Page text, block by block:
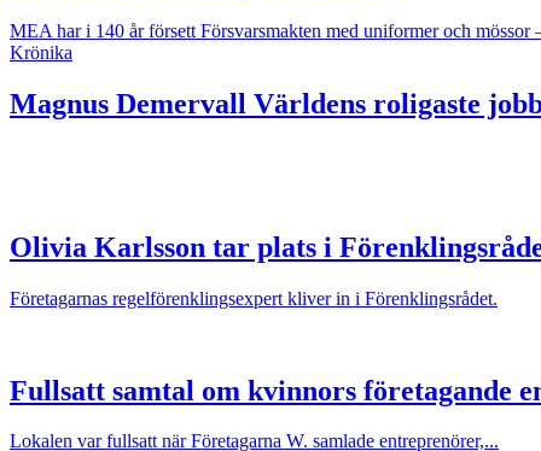
MEA har i 140 år försett Försvarsmakten med uniformer och mössor
Krönika
Magnus Demervall Världens roligaste
Olivia Karlsson tar plats i
Företagarnas regelförenklingsexpert kliver in i Förenklingsrådet.
Fullsatt samtal om kvinnors företagande
Lokalen var fullsatt när Företagarna W. samlade entreprenörer,...